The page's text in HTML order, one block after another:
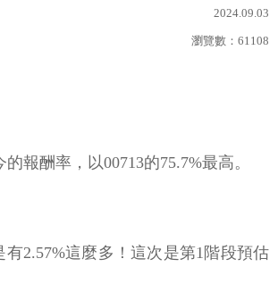
2024.09.03
瀏覽數： 61108
報酬率，以00713的75.7%最高。
2.57%這麼多！這次是第1階段預估